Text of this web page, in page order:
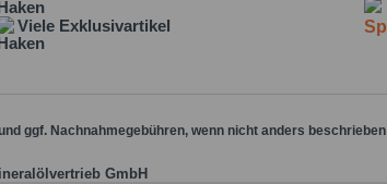
Viele Exklusivartikel
ggf. Nachnahmegebühren, wenn nicht anders beschrieben
GmbH